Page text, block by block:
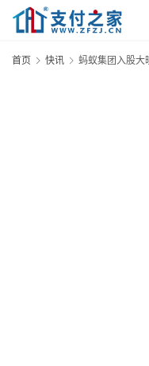
首页 快讯 蚂蚁集团入股大